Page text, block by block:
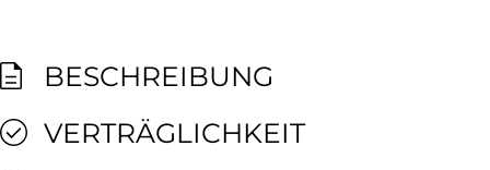
BESCHREIBUNG
VERTRÄGLICHKEIT